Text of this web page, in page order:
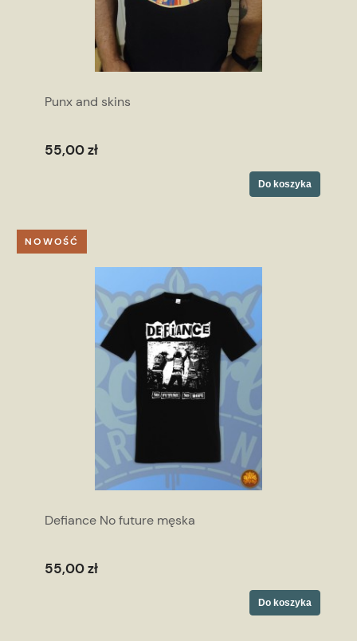
Punx and skins
55,00 zł
Do koszyka
Defiance No future męska
55,00 zł
Do koszyka
NOWOŚĆ